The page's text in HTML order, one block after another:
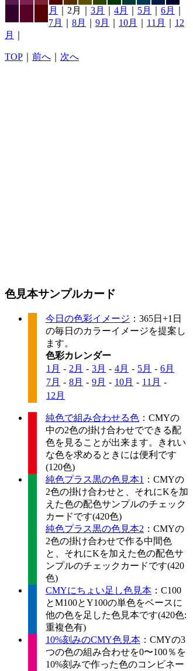
月 ｜2月｜ 3月 4月 5月 6月
7月
8月 9月 10月 11月
12
月
TOP 前へ 次へ
色見本サンプルカード
今日の色彩イメージ ：365日+1日
の毎日のカラーイメージを提案し
ます。
色彩カレンダー
1月 - 2月 - 3月 - 4月 - 5月 - 6月
7月 - 8月 - 9月 - 10月 - 11月 -
12月
純色で組み合わせる色 ：CMYの
中の2色の掛け合わせでできる配
色を見ることが出来ます。きれい
な色を求めるときには便利です
(120色)
純色プラス黒の色見本1 ：CMYの
2色の掛け合わせと、それにKを加
えた色の配色サンプルのチェック
カードです(420色)
純色プラス黒の色見本2 ：CMYの
2色の掛け合わせで作る中間色
と、それにKを加えた色の配色サ
ンプルのチェックカードです(420
色)
CMYにちょい足し色見本 ：C100
とM100とY100の単色をベースに
他の色を足した色見本です(420色:
重複色有)
10%刻みのCMY色見本 ：CMYの3
つの色の組み合わせを0〜100％を
10%刻みで作った色のコンビネー